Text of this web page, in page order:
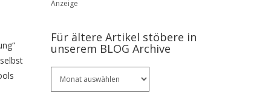
Anzeige
Für ältere Artikel stöbere in
unserem BLOG Archive
ältere